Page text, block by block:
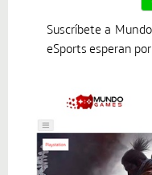
Suscríbete a
eSports esperan